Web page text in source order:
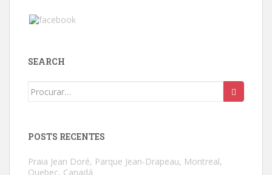
SEARCH
Search
POSTS RECENTES
Praia Jean Doré, Parque Jean-Drapeau, Montreal,
Quebec, Canadá